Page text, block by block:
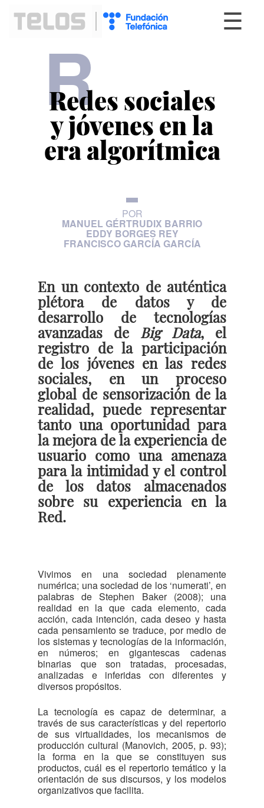
☰
R
Redes sociales
y jóvenes en la
era algorítmica
POR
MANUEL GÉRTRUDIX BARRIO
EDDY BORGES REY
FRANCISCO GARCÍA GARCÍA
En un contexto de auténtica
plétora de datos y de
desarrollo de tecnologías
avanzadas deBig Data, el
registro de la participación
de los jóvenes en las redes
sociales, en un proceso
global de sensorización de la
realidad, puede representar
tanto una oportunidad para
la mejora de la experiencia de
usuario como una amenaza
para la intimidad y el control
de los datos almacenados
sobre su experiencia en la
Red.
Vivimos en una sociedad plenamente
numérica; una sociedad de los ‘numerati’, en
palabras de Stephen Baker (2008); una
realidad en la que cada elemento, cada
acción, cada intención, cada deseo y hasta
cada pensamiento se traduce, por medio de
los sistemas y tecnologías de la información,
en números; en gigantescas cadenas
binarias que son tratadas, procesadas,
analizadas e inferidas con diferentes y
diversos propósitos.
La tecnología es capaz de determinar, a
través de sus características y del repertorio
de sus virtualidades, los mecanismos de
producción cultural (Manovich, 2005, p. 93);
la forma en la que se constituyen sus
productos, cuál es el repertorio temático y la
orientación de sus discursos, y los modelos
organizativos que facilita.